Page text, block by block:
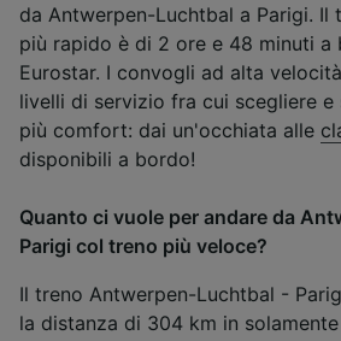
da Antwerpen-Luchtbal a Parigi. Il
più rapido è di 2 ore e 48 minuti a
Eurostar. I convogli ad alta
livelli di servizio fra cui scegliere e
più comfort: dai un'occhiata alle
disponibili a bordo!
Quanto ci vuole per andare da
Parigi col treno più veloce?
Il treno Antwerpen-Luchtbal -
la distanza di 304 km in